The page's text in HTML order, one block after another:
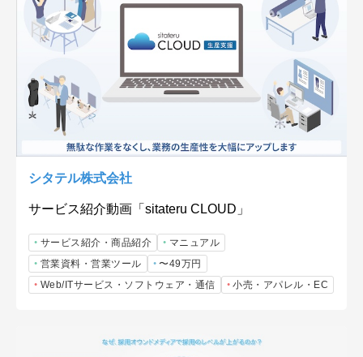
シタテル株式会社
サービス紹介動画「sitateru CLOUD」
サービス紹介・商品紹介
マニュアル
営業資料・営業ツール
〜49万円
Web/ITサービス・ソフトウェア・通信
小売・アパレル・EC